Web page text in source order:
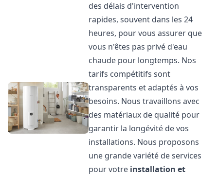
des délais d'intervention
rapides, souvent dans les 24
heures, pour vous assurer que
vous n'êtes pas privé d'eau
chaude pour longtemps. Nos
tarifs compétitifs sont
transparents et adaptés à vos
besoins. Nous travaillons avec
des matériaux de qualité pour
garantir la longévité de vos
installations. Nous proposons
une grande variété de services
pour votre installation et